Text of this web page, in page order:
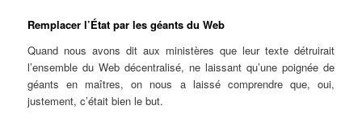
Remplacer l’État par les géants du Web
Quand nous avons dit aux ministères que leur texte détruirait
l’ensemble du Web décentralisé, ne laissant qu’une poignée de
géants en maîtres, on nous a laissé comprendre que, oui,
justement, c’était bien le but.